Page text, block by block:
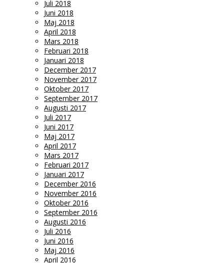
Juli 2018
Juni 2018
Maj 2018
April 2018
Mars 2018
Februari 2018
Januari 2018
December 2017
November 2017
Oktober 2017
September 2017
Augusti 2017
Juli 2017
Juni 2017
Maj 2017
April 2017
Mars 2017
Februari 2017
Januari 2017
December 2016
November 2016
Oktober 2016
September 2016
Augusti 2016
Juli 2016
Juni 2016
Maj 2016
April 2016